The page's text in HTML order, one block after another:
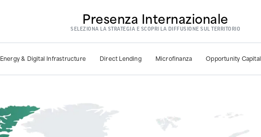
Presenza Internazionale
SELEZIONA LA STRATEGIA E SCOPRI LA DIFFUSIONE SUL TERRITORIO
Energy & Digital Infrastructure Direct Lending Microfinanza Opportunity Capital